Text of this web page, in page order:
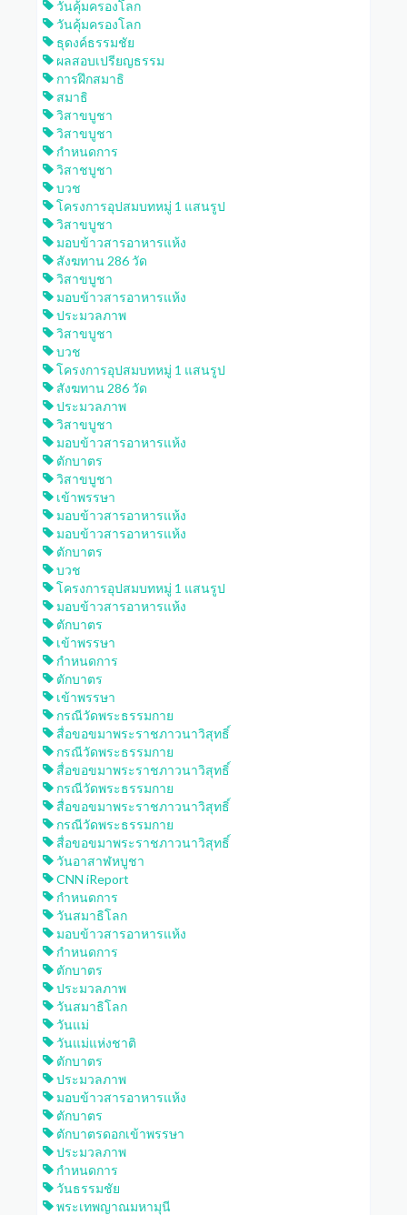
วันคุ้มครองโลก
วันคุ้มครองโลก
ธุดงค์ธรรมชัย
ผลสอบเปรียญธรรม
การฝึกสมาธิ
สมาธิ
วิสาขบูชา
วิสาขบูชา
กำหนดการ
วิสาชบูชา
บวช
โครงการอุปสมบทหมู่ 1 แสนรูป
วิสาขบูชา
มอบข้าวสารอาหารแห้ง
สังฆทาน 286 วัด
วิสาขบูชา
มอบข้าวสารอาหารแห้ง
ประมวลภาพ
วิสาขบูชา
บวช
โครงการอุปสมบทหมู่ 1 แสนรูป
สังฆทาน 286 วัด
ประมวลภาพ
วิสาขบูชา
มอบข้าวสารอาหารแห้ง
ตักบาตร
วิสาขบูชา
เข้าพรรษา
มอบข้าวสารอาหารแห้ง
มอบข้าวสารอาหารแห้ง
ตักบาตร
บวช
โครงการอุปสมบทหมู่ 1 แสนรูป
มอบข้าวสารอาหารแห้ง
ตักบาตร
เข้าพรรษา
กำหนดการ
ตักบาตร
เข้าพรรษา
กรณีวัดพระธรรมกาย
สื่อขอขมาพระราชภาวนาวิสุทธิ์
กรณีวัดพระธรรมกาย
สื่อขอขมาพระราชภาวนาวิสุทธิ์
กรณีวัดพระธรรมกาย
สื่อขอขมาพระราชภาวนาวิสุทธิ์
กรณีวัดพระธรรมกาย
สื่อขอขมาพระราชภาวนาวิสุทธิ์
วันอาสาฬหบูชา
CNN iReport
กำหนดการ
วันสมาธิโลก
มอบข้าวสารอาหารแห้ง
กำหนดการ
ตักบาตร
ประมวลภาพ
วันสมาธิโลก
วันแม่
วันแม่แห่งชาติ
ตักบาตร
ประมวลภาพ
มอบข้าวสารอาหารแห้ง
ตักบาตร
ตักบาตรดอกเข้าพรรษา
ประมวลภาพ
กำหนดการ
วันธรรมชัย
พระเทพญาณมหามุนี